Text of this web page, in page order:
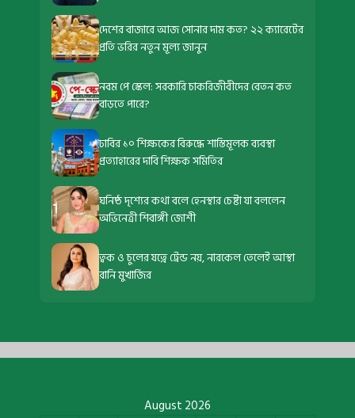
দেশের বাজারে আজ সোনার দাম কত? ২২ ক্যারেটের
প্রতি ভরির নতুন মূল্য জানুন
নবম পে স্কেল: সরকারি চাকরিজীবীদের বেতন কত
বাড়তে পারে?
ঢাবির ১০ শিক্ষকের বিরুদ্ধে শাস্তিমূলক ব্যবস্থা
প্রত্যাহারের দাবি শিক্ষক সমিতির
ঘনিষ্ঠ দৃশ্যের কথা বলে হেনস্থার চেষ্টা যা বললেন
অভিনেত্রী শিবাঙ্গী জোশী
ত্বক ও চুলের যত্নে ট্রেন্ড নয়, নারকেল তেলেই আস্থা
রানি মুখার্জির
August 2026